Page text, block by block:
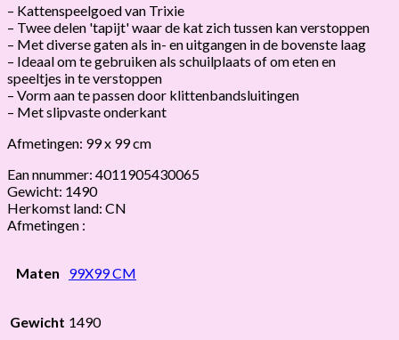
– Kattenspeelgoed van Trixie
– Twee delen 'tapijt' waar de kat zich tussen kan verstoppen
– Met diverse gaten als in- en uitgangen in de bovenste laag
– Ideaal om te gebruiken als schuilplaats of om eten en
speeltjes in te verstoppen
– Vorm aan te passen door klittenbandsluitingen
– Met slipvaste onderkant
Afmetingen: 99 x 99 cm
Ean nnummer: 4011905430065
Gewicht: 1490
Herkomst land: CN
Afmetingen :
Maten 99X99 CM
Gewicht 1490